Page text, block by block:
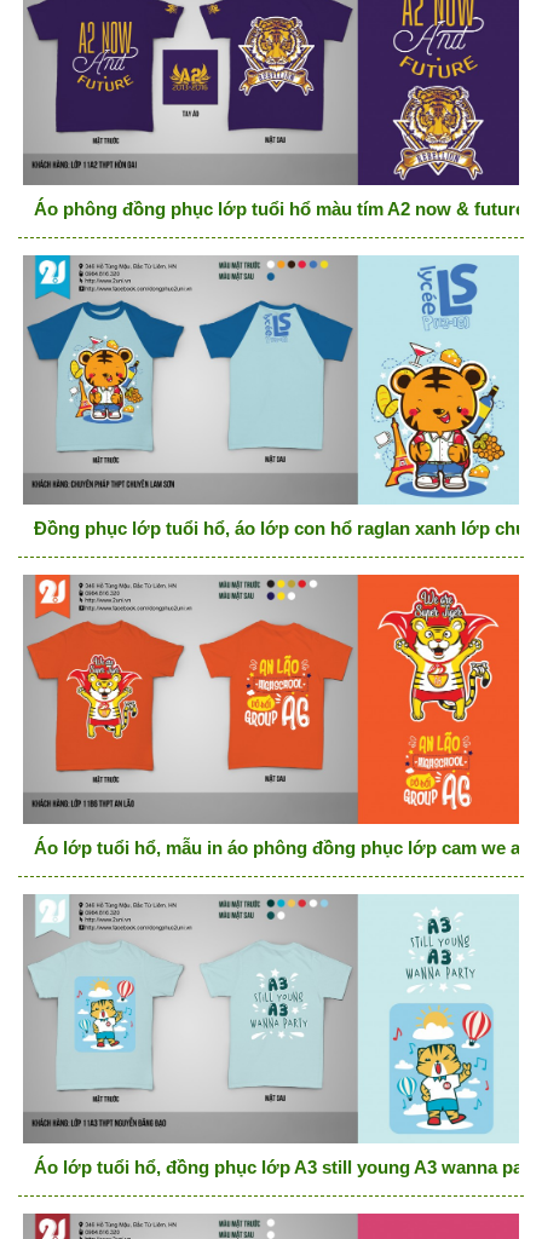
Áo phông đồng phục lớp tuổi hổ màu tím A2 now & future
Đồng phục lớp tuổi hổ, áo lớp con hổ raglan xanh lớp
Áo lớp tuổi hổ, mẫu in áo phông đồng phục lớp cam we
Áo lớp tuổi hổ, đồng phục lớp A3 still young A3 wanna